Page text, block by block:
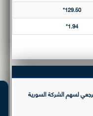
129.50*
1.94*
لسهم الشركة السورية